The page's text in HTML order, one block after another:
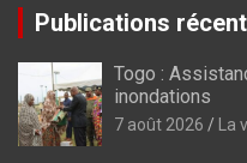
Publications
Togo :
inondations
7 août 2026